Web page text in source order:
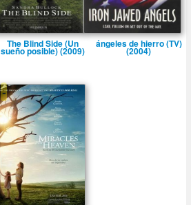
The Blind Side (Un
sueño posible) (2009)
ángeles de hierro (TV)
(2004)
-